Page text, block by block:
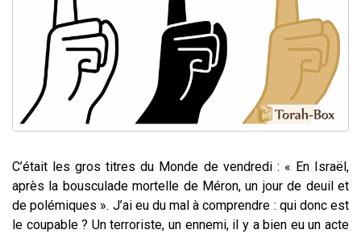
C’était les gros titres du Monde de vendredi : « En Israël,
après la bousculade mortelle de Méron, un jour de deuil et
de polémiques ». J’ai eu du mal à comprendre : qui donc est
le coupable ? Un terroriste, un ennemi, il y a bien eu un acte